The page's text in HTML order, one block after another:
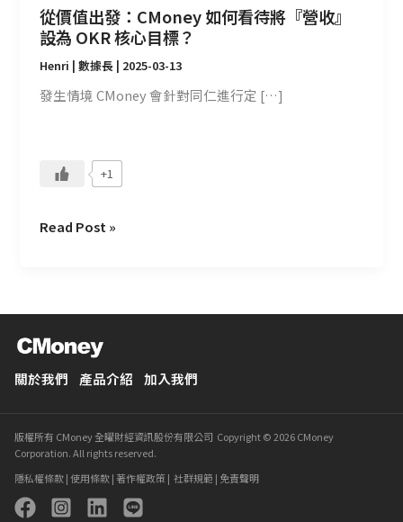
從價值出發：CMoney 如何看待將『營收』
設為 OKR 核心目標？
Henri | 數據長 | 2025-03-13
發生情境 CMoney 會針對同仁進行定 […]
+1
為
OKR
核
心
Read Post »
關於我們 產品介紹 加入我們
版權所有 CMoney 全曜財經資訊股份有限公司 Copyright © 2026 CMoney
Corporation. All rights reserved.
隱私權條款|使用條款| 著作權政策| 社群規範 | 免責聲明